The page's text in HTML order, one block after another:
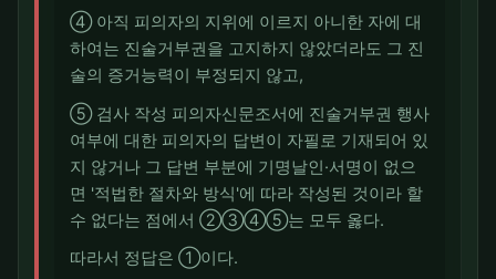
④ 아직 피의자의 지위에 이르지 아니한 자에 대
하여는 진술거부권을 고지하지 않았더라도 그 진
술의 증거능력이 부정되지 않고,
⑤ 검사 작성 피의자신문조서에 진술거부권 행사
여부에 대한 피의자의 답변이 자필로 기재되어 있
지 않거나 그 답변 부분에 기명날인·서명이 없으
면 '적법한 절차와 방식'에 따라 작성된 것이라 할
수 없다는 점에서 ②③④⑤는 모두 옳다.
따라서 정답은 ①이다.